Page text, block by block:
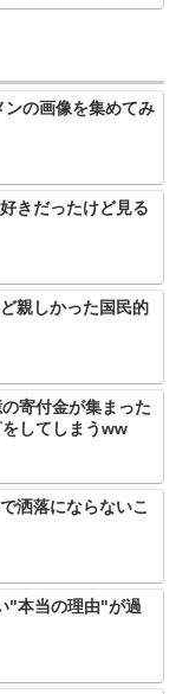
の画像を集めてみ
きだったけど見る
親しかった国民的
寄付金が集まった
してしまうww
洒落にならないこ
"本当の理由"が過